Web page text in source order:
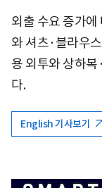
외출 수요 증가에
와 셔츠·블라우
용 외투와 상하
다.
English 기사보기